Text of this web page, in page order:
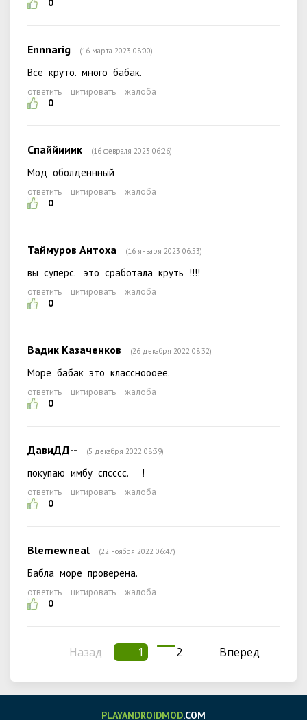
0
Ennnarig (16 марта 2023 08:00)
Все круто. много бабак.
ответить цитировать
жалоба
0
Спаййииик (16 февраля 2023 06:26)
Мод оболденнный
ответить цитировать
жалоба
0
Таймуров Антоха (16 января 2023 06:53)
вы суперс. это сработала круть !!!!
ответить цитировать
жалоба
0
Вадик Казаченков (26 декабря 2022 08:32)
Море бабак это классноооее.
ответить цитировать
жалоба
0
ДавиДД-- (5 декабря 2022 08:39)
покупаю имбу спсссс. !
ответить цитировать
жалоба
0
Blemewneal (22 ноября 2022 06:47)
Бабла море проверена.
ответить цитировать
жалоба
0
Назад 1 2 Вперед
PLAYANDROIDMOD.COM